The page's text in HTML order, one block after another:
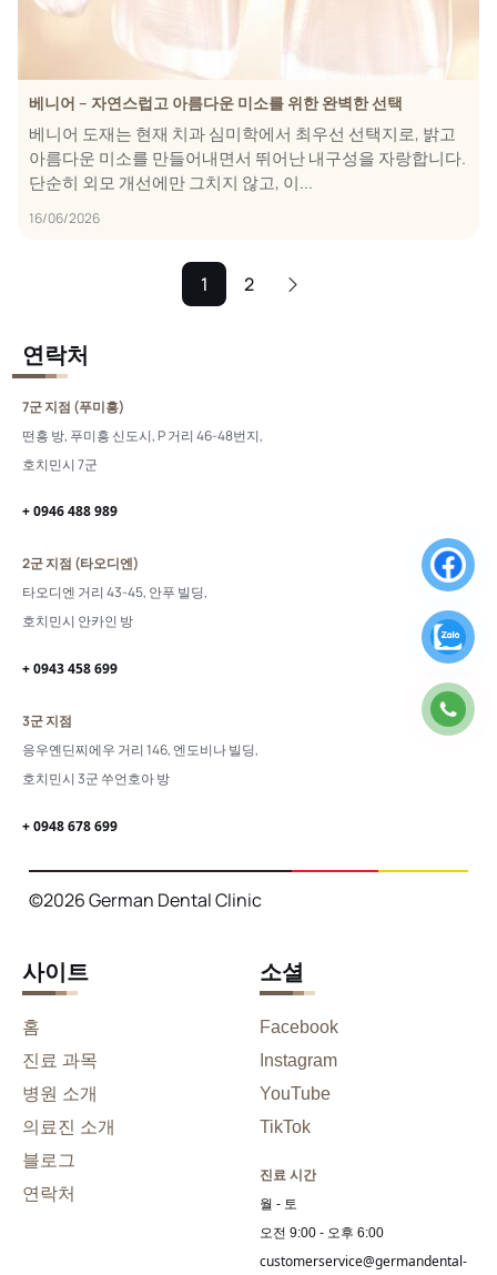
베니어 – 자연스럽고 아름다운 미소를 위한 완벽한 선택
베니어 도재는 현재 치과 심미학에서 최우선 선택지로, 밝고
아름다운 미소를 만들어내면서 뛰어난 내구성을 자랑합니다.
단순히 외모 개선에만 그치지 않고, 이...
16/06/2026
1 2
사이트
홈
진료 과목
병원 소개
의료진 소개
블로그
연락처
소셜
Facebook
Instagram
YouTube
TikTok
진료 시간
월 - 토
오전 9:00 - 오후 6:00
customerservice@germandental-
연락처
7군 지점 (푸미흥)
떤흥 방, 푸미흥 신도시, P 거리 46-48번지,
호치민시 7군
+ 0946 488 989
2군 지점 (타오디엔)
타오디엔 거리 43-45, 안푸 빌딩,
호치민시 안카인 방
+ 0943 458 699
3군 지점
응우옌딘찌에우 거리 146, 엔도비나 빌딩,
호치민시 3군 쑤언호아 방
+ 0948 678 699
©2026 German Dental Clinic